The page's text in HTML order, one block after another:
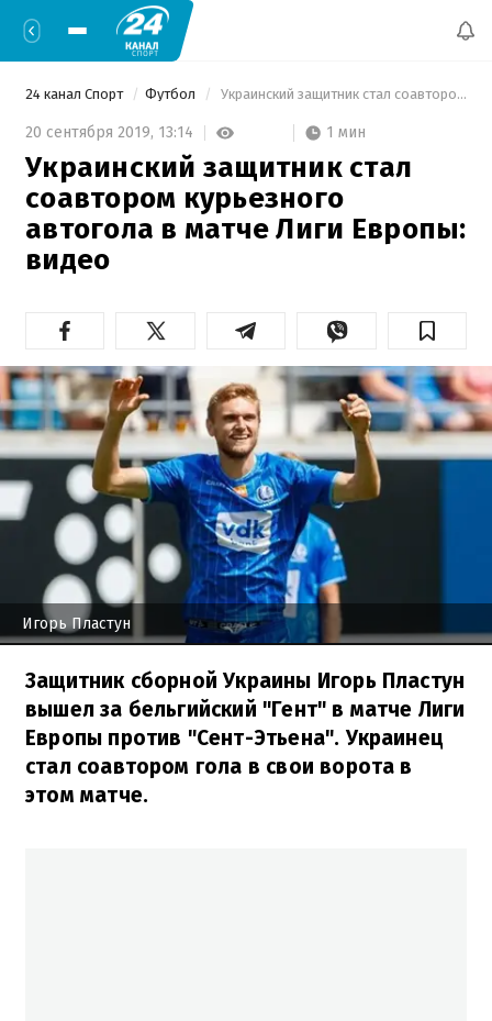
24 канал Спорт Футбол Украинский защитник стал соавтором курьезного автогола в матче Лиги Европы: видео
20 сентября 2019, 13:14 1 мин
Украинский защитник стал
соавтором курьезного
автогола в матче Лиги Европы:
видео
Игорь Пластун
Защитник сборной Украины Игорь Пластун
вышел за бельгийский "Гент" в матче Лиги
Европы против "Сент-Этьена". Украинец
стал соавтором гола в свои ворота в
этом матче.